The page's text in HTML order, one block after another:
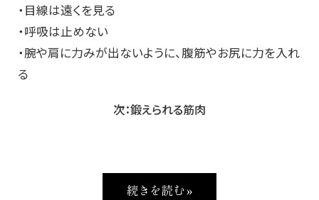
・目線は遠くを見る
・呼吸は止めない
・腕や肩に力みが出ないように、腹筋やお尻に力を入れ
る
次：鍛えられる筋肉
続きを読む »